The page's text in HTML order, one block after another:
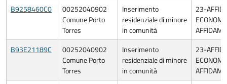
B9258460C0
00252040902
Comune Porto
Torres
Inserimento
residenziale di minore
in comunità
23-
B93E21189C
00252040902
Comune Porto
Torres
Inserimento
residenziale di minore
in comunità
23-